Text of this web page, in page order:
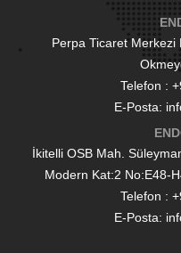
Perpa Ticaret Merkezi
Telefon :
E-Posta:
İkitelli OSB Mah.
Modern Kat:2 No:E48-
Telefon :
E-Posta: